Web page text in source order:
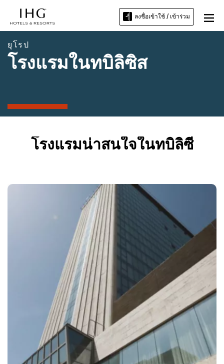
ลงชื่อเข้าใช้ / เข้าร่วม
ยุโรป
โรงแรมในทบิลิซิส
โรงแรมน่าสนใจในทบิลิซี